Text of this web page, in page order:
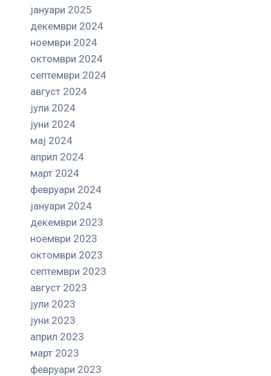
јануари 2025
декември 2024
ноември 2024
октомври 2024
септември 2024
август 2024
јули 2024
јуни 2024
мај 2024
април 2024
март 2024
февруари 2024
јануари 2024
декември 2023
ноември 2023
октомври 2023
септември 2023
август 2023
јули 2023
јуни 2023
април 2023
март 2023
февруари 2023